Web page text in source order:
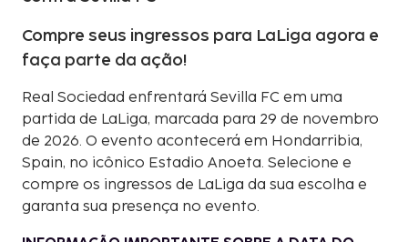
Compre seus ingressos para LaLiga agora e
faça parte da ação!
Real Sociedad enfrentará Sevilla FC em uma
partida de LaLiga, marcada para 29 de novembro
de 2026. O evento acontecerá em Hondarribia,
Spain, no icônico Estadio Anoeta. Selecione e
compre os ingressos de LaLiga da sua escolha e
garanta sua presença no evento.